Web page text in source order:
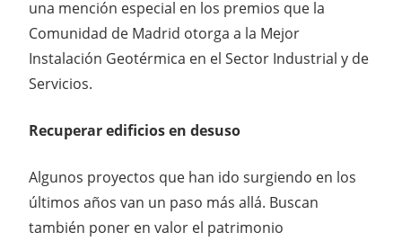
una mención especial en los premios que la
Comunidad de Madrid otorga a la Mejor
Instalación Geotérmica en el Sector Industrial y de
Servicios.
Recuperar edificios en desuso
Algunos proyectos que han ido surgiendo en los
últimos años van un paso más allá. Buscan
también poner en valor el patrimonio